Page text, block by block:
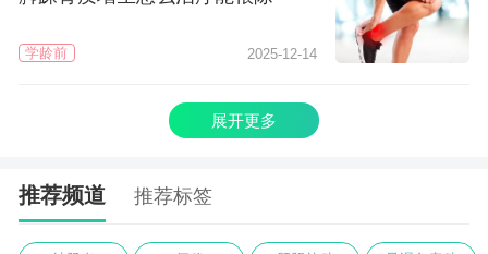
学龄前 2025-12-14
展开更多
推荐频道 推荐标签